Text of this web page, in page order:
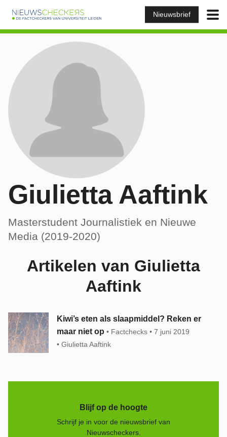
Nieuwsbrief
Giulietta Aaftink
Masterstudent Journalistiek en Nieuwe
Media (2019-2020)
Artikelen van Giulietta
Aaftink
Kiwi’s eten als slaapmiddel? Reken er
maar niet op
Factchecks
7 juni 2019
Giulietta Aaftink
Blijf op de hoogte
Schrijf je in voor de nieuwsbrief van
Nieuwscheckers.